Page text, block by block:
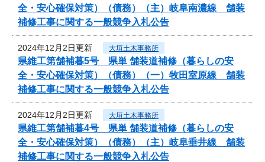
全・安心確保対策）（債務）（主）岐阜南濃線 舗装
補修工事に関する一般競争入札公告
2024年12月2日更新 大垣土木事務所
県維工第舗補暮5号 県単 舗装道補修（暮らしの安
全・安心確保対策）（債務）（一）牧田室原線 舗装
補修工事に関する一般競争入札公告
2024年12月2日更新 大垣土木事務所
県維工第舗補暮4号 県単 舗装道補修（暮らしの安
全・安心確保対策）（債務）（主）岐阜垂井線 舗装
補修工事に関する一般競争入札公告